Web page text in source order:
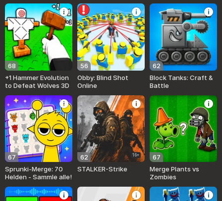
68
+1 Hammer Evolution
to Defeat Wolves 3D
56
Obby: Blind Shot
Online
62
Block Tanks: Craft &
Battle
67
Sprunki-Merge: 70
Helden - Sammle alle!
62 16+
STALKER-Strike
67
Merge Plants vs
Zombies